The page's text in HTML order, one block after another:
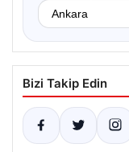
Bizi Takip Edin